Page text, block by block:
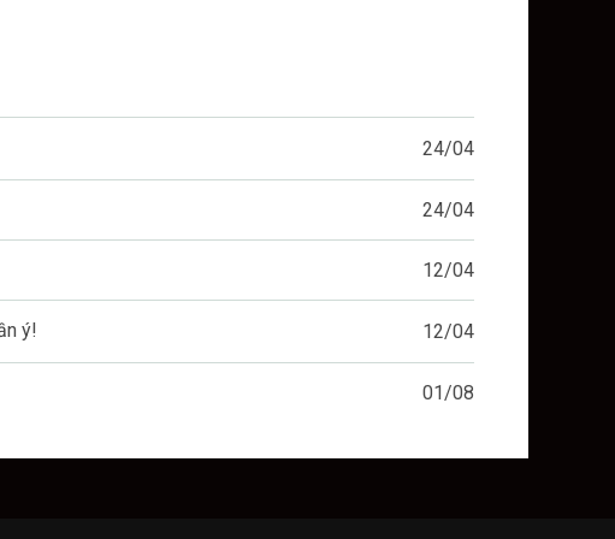
24/04
24/04
12/04
ý! 12/04
01/08